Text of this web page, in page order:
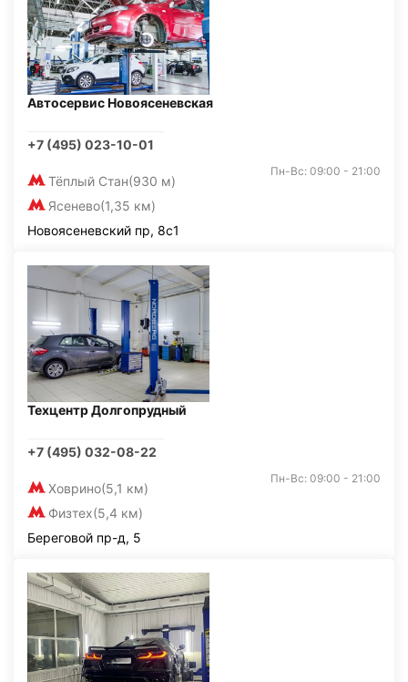
Автосервис Новоясеневская
+7 (495) 023-10-01
Тёплый Стан(930 м)
Ясенево(1,35 км)
Пн-Вс: 09:00 - 21:00
Новоясеневский пр, 8с1
Техцентр Долгопрудный
+7 (495) 032-08-22
Ховрино(5,1 км)
Физтех(5,4 км)
Пн-Вс: 09:00 - 21:00
Береговой пр-д, 5